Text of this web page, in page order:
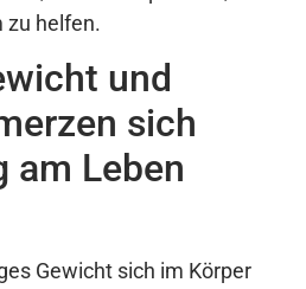
zu helfen.
und
sich
am Leben
Gewicht sich im Körper